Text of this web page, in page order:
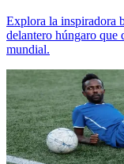
Explora la inspiradora
delantero húngaro que
mundial.